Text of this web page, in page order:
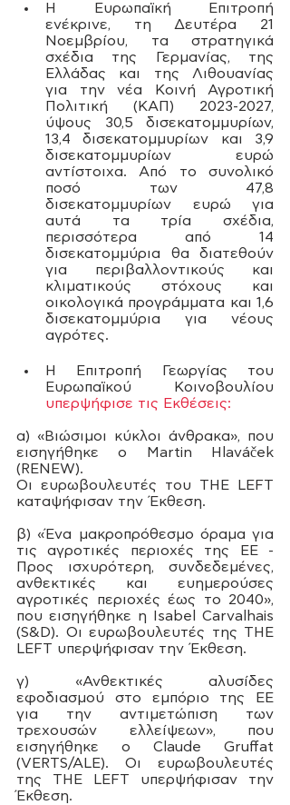
Η Ευρωπαϊκή Επιτροπή
ενέκρινε, τη Δευτέρα 21
Νοεμβρίου, τα στρατηγικά
σχέδια της Γερμανίας, της
Ελλάδας και της Λιθουανίας
για την νέα Κοινή Αγροτική
Πολιτική (ΚΑΠ) 2023-2027,
ύψους 30,5 δισεκατομμυρίων,
13,4 δισεκατομμυρίων και 3,9
δισεκατομμυρίων ευρώ
αντίστοιχα. Από το συνολικό
ποσό των 47,8
δισεκατομμυρίων ευρώ για
αυτά τα τρία σχέδια,
περισσότερα από 14
δισεκατομμύρια θα διατεθούν
για περιβαλλοντικούς και
κλιματικούς στόχους και
οικολογικά προγράμματα και 1,6
δισεκατομμύρια για νέους
αγρότες.
Η Επιτροπή Γεωργίας του
υπερψήφισε τις Εκθέσεις:
α) «Βιώσιμοι κύκλοι άνθρακα», που
εισηγήθηκε ο Martin Hlaváček
(RENEW).
Οι ευρωβουλευτές του ΤHE LEFT
καταψήφισαν την Έκθεση.
β) «Ένα μακροπρόθεσμο όραμα για
τις αγροτικές περιοχές της ΕΕ -
Προς ισχυρότερη, συνδεδεμένες,
ανθεκτικές και ευημερούσες
αγροτικές περιοχές έως το 2040»,
που εισηγήθηκε η Isabel Carvalhais
(S&D). Οι ευρωβουλευτές της ΤHE
LEFT υπερψήφισαν την Έκθεση.
γ) «Ανθεκτικές αλυσίδες
εφοδιασμού στο εμπόριο της ΕΕ
για την αντιμετώπιση των
τρεχουσών ελλείψεων», που
εισηγήθηκε ο Claude Gruffat
(VERTS/ALE). Οι ευρωβουλευτές
της ΤHE LEFT υπερψήφισαν την
Έκθεση.